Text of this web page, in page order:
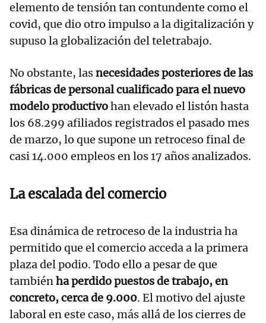
elemento de tensión tan contundente como el
covid, que dio otro impulso a la digitalización y
supuso la globalización del teletrabajo.
No obstante, lasnecesidades posteriores de las
fábricas de personal cualificado para el nuevo
modelo productivohan elevado el listón hasta
los 68.299 afiliados registrados el pasado mes
de marzo, lo que supone un retroceso final de
casi 14.000 empleos en los 17 años analizados.
La escalada del comercio
Esa dinámica de retroceso de la industria ha
permitido que el comercio acceda a la primera
plaza del podio. Todo ello a pesar de que
tambiénha perdido puestos de trabajo, en
concreto, cerca de 9.000. El motivo del ajuste
laboral en este caso, más allá de los cierres de